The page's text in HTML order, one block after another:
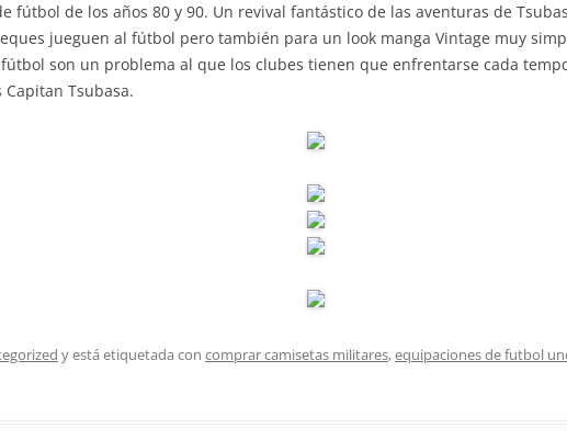
fútbol de los años 80 y 90. Un revival fantástico de las aventuras de
jueguen al fútbol pero también para un look manga Vintage muy
son un problema al que los clubes tienen que enfrentarse cada
Tsubasa.
y está etiquetada con comprar camisetas militares,equipaciones de futbol